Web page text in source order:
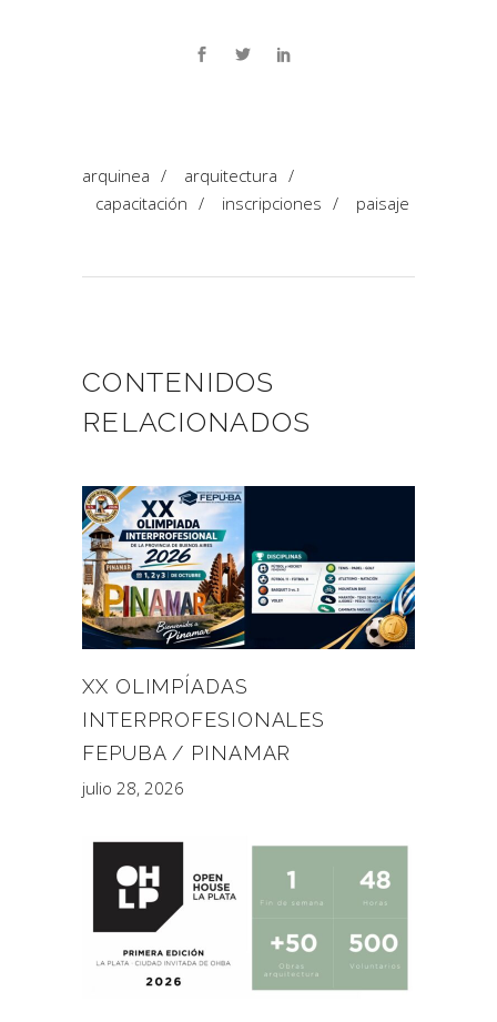
arquinea / arquitectura /
capacitación / inscripciones / paisaje
CONTENIDOS
RELACIONADOS
XX OLIMPÍADAS
INTERPROFESIONALES
FEPUBA / PINAMAR
julio 28, 2026